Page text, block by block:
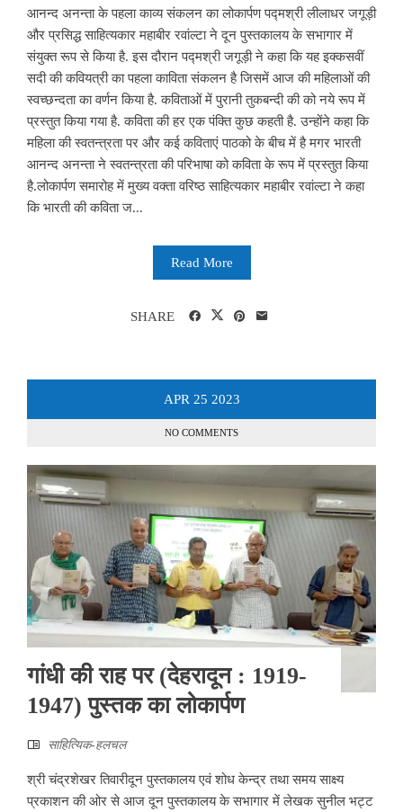
आनन्द अनन्ता के पहला काव्य संकलन का लोकार्पण पद्मश्री लीलाधर जगूड़ी
और प्रसिद्ध साहित्यकार महाबीर रवांल्टा ने दून पुस्तकालय के सभागार में
संयुक्त रूप से किया है. इस दौरान पद्मश्री जगूड़ी ने कहा कि यह इक्कसवीं
सदी की कवियत्री का पहला काविता संकलन है जिसमें आज की महिलाओं की
स्वच्छन्दता का वर्णन किया है. कविताओं में पुरानी तुकबन्दी की को नये रूप में
प्रस्तुत किया गया है. कविता की हर एक पंक्ति कुछ कहती है. उन्होंने कहा कि
महिला की स्वतन्त्रता पर और कई कविताएं पाठको के बीच में है मगर भारती
आनन्द अनन्ता ने स्वतन्त्रता की परिभाषा को कविता के रूप में प्रस्तुत किया
है.लोकार्पण समारोह में मुख्य वक्ता वरिष्ठ साहित्यकार महाबीर रवांल्टा ने कहा
कि भारती की कविता ज...
Read More
SHARE
APR 25 2023
NO COMMENTS
गांधी की राह पर (देहरादून : 1919-
1947) पुस्तक का लोकार्पण
साहित्यिक-हलचल
श्री चंद्रशेखर तिवारीदून पुस्तकालय एवं शोध केन्द्र तथा समय साक्ष्य
प्रकाशन की ओर से आज दून पुस्तकालय के सभागार में लेखक सुनील भट्ट